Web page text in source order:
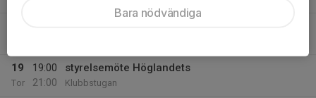
19
Tor
19:00
21:00
styrelsemöte Höglandets
Klubbstugan
Bara nödvändiga